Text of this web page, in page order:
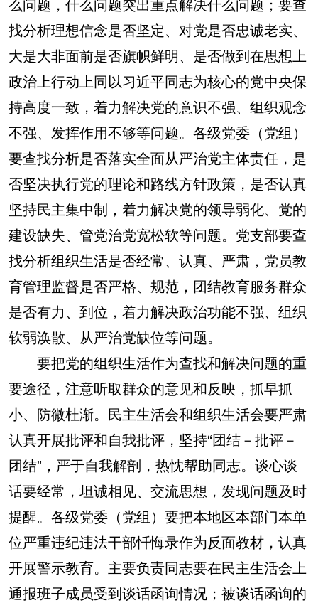
找分析理想信念是否坚定、对党是否忠诚老实、
大是大非面前是否旗帜鲜明、是否做到在思想上
政治上行动上同以习近平同志为核心的党中央保
持高度一致，着力解决党的意识不强、组织观念
不强、发挥作用不够等问题。各级党委（党组）
要查找分析是否落实全面从严治党主体责任，是
否坚决执行党的理论和路线方针政策，是否认真
坚持民主集中制，着力解决党的领导弱化、党的
建设缺失、管党治党宽松软等问题。党支部要查
找分析组织生活是否经常、认真、严肃，党员教
育管理监督是否严格、规范，团结教育服务群众
是否有力、到位，着力解决政治功能不强、组织
软弱涣散、从严治党缺位等问题。
要把党的组织生活作为查找和解决问题的重
要途径，注意听取群众的意见和反映，抓早抓
小、防微杜渐。民主生活会和组织生活会要严肃
认真开展批评和自我批评，坚持“团结－批评－
团结”，严于自我解剖，热忱帮助同志。谈心谈
话要经常，坦诚相见、交流思想，发现问题及时
提醒。各级党委（党组）要把本地区本部门本单
位严重违纪违法干部忏悔录作为反面教材，认真
开展警示教育。主要负责同志要在民主生活会上
通报班子成员受到谈话函询情况；被谈话函询的